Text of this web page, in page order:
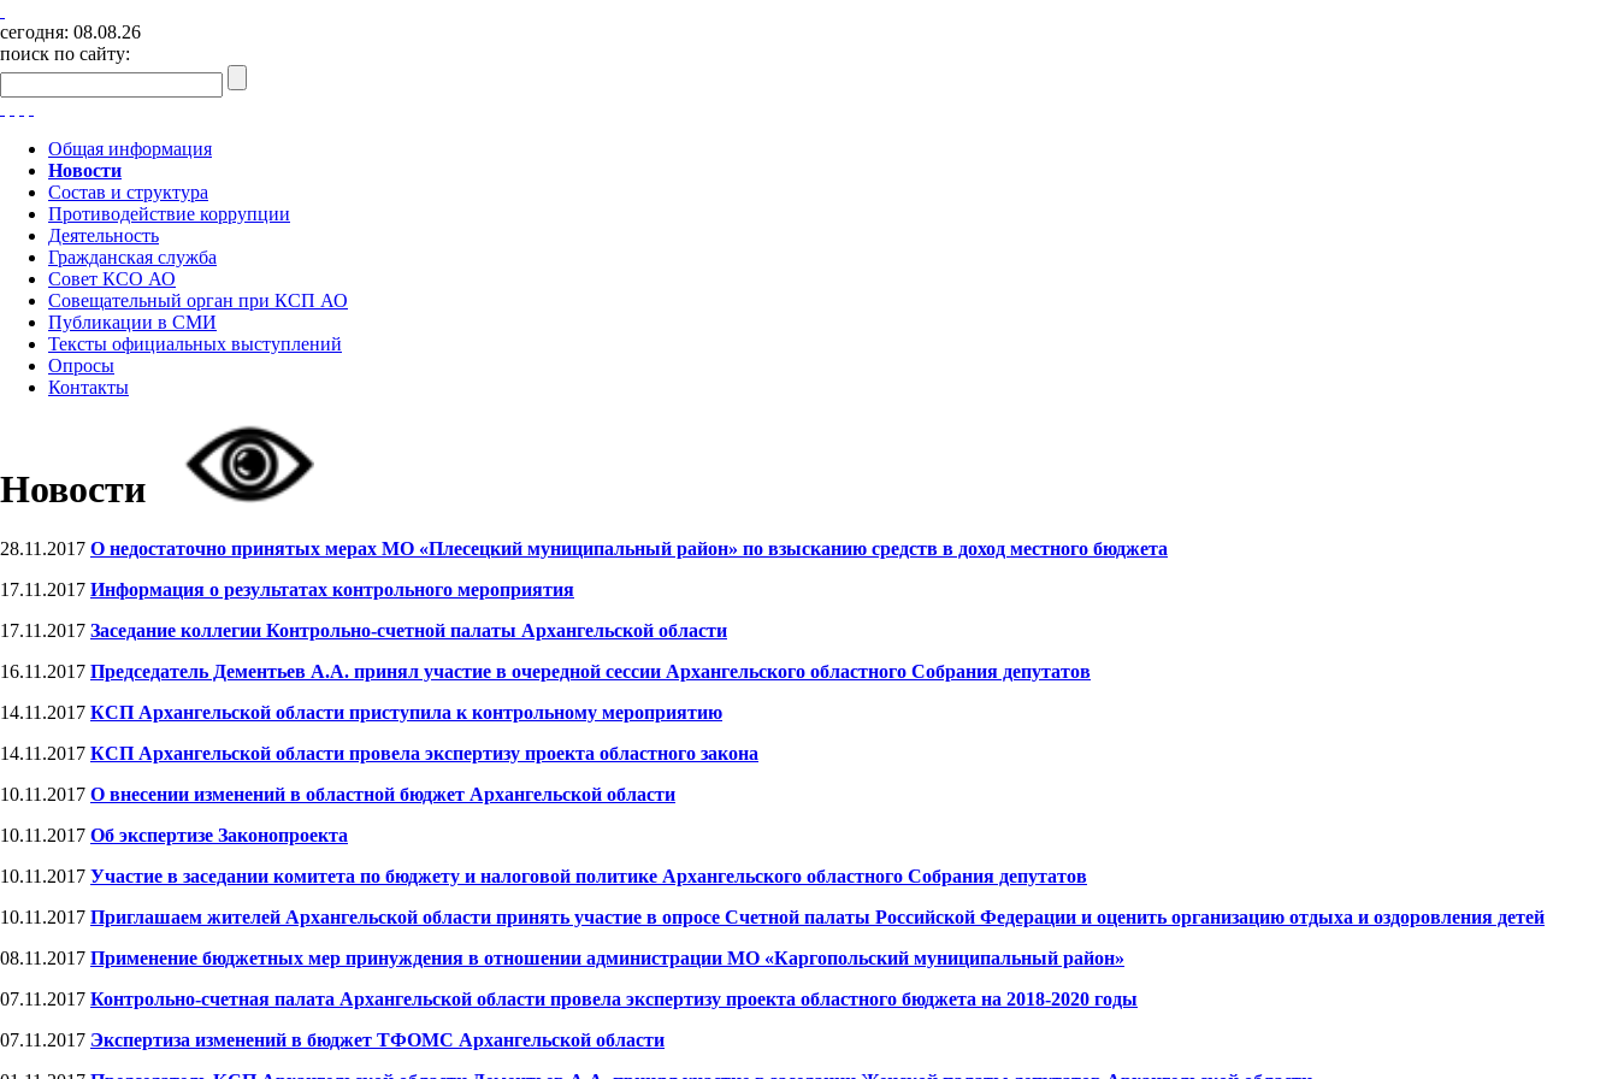
сегодня: 08.08.26
поиск по сайту:
Общая информация
Новости
Состав и структура
Противодействие коррупции
Деятельность
Гражданская служба
Совет КСО АО
Совещательный орган при КСП АО
Публикации в СМИ
Тексты официальных выступлений
Опросы
Контакты
Новости
28.11.2017 О недостаточно принятых мерах МО «Плесецкий муниципальный район» по взысканию средств в доход местного бюджета
17.11.2017 Информация о результатах контрольного мероприятия
17.11.2017 Заседание коллегии Контрольно-счетной палаты Архангельской области
16.11.2017 Председатель Дементьев А.А. принял участие в очередной сессии Архангельского областного Собрания депутатов
14.11.2017 КСП Архангельской области приступила к контрольному мероприятию
14.11.2017 КСП Архангельской области провела экспертизу проекта областного закона
10.11.2017 О внесении изменений в областной бюджет Архангельской области
10.11.2017 Об экспертизе Законопроекта
10.11.2017 Участие в заседании комитета по бюджету и налоговой политике Архангельского областного Собрания депутатов
10.11.2017 Приглашаем жителей Архангельской области принять участие в опросе Счетной палаты Российской Федерации и оценить организацию отдыха и оздоровления детей
08.11.2017 Применение бюджетных мер принуждения в отношении администрации МО «Каргопольский муниципальный район»
07.11.2017 Контрольно-счетная палата Архангельской области провела экспертизу проекта областного бюджета на 2018-2020 годы
07.11.2017 Экспертиза изменений в бюджет ТФОМС Архангельской области